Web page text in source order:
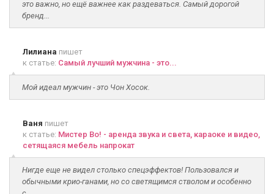
это важно, но ещё важнее как раздеваться. Самый дорогой
бренд...
Лилиана пишет
к статье: Самый лучший мужчина - это...
Мой идеал мужчин - это Чон Хосок.
Ваня пишет
к статье: Мистер Во! - аренда звука и света, караоке и видео,
сетящаяся мебель напрокат
Нигде еще не видел столько спецэффектов! Пользовался и
обычными крио-ганами, но со светящимся стволом и особенно